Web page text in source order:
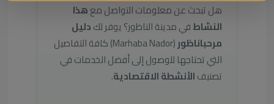
هل تبحث عن معلومات التواصل معهذا
النشاطفي مدينة الناظور؟ يوفر لكدليل
مرحباناظور
(Marhaba Nador) كافة التفاصيل
التي تحتاجها للوصول إلى أفضل الخدمات في
تصنيفالأنشطة الاقتصادية.